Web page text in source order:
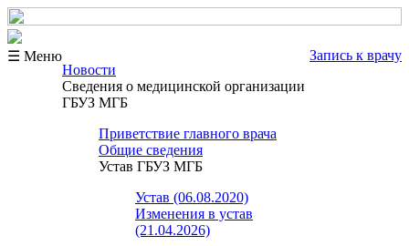
☰ Меню
Запись к врачу
Новости
Сведения о медицинской организации
ГБУЗ МГБ
Приветствие главного врача
Общие сведения
Устав ГБУЗ МГБ
Устав (06.08.2020)
Изменения в устав
(21.04.2026)